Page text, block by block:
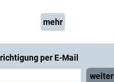
mehr
per E-Mail
weiter